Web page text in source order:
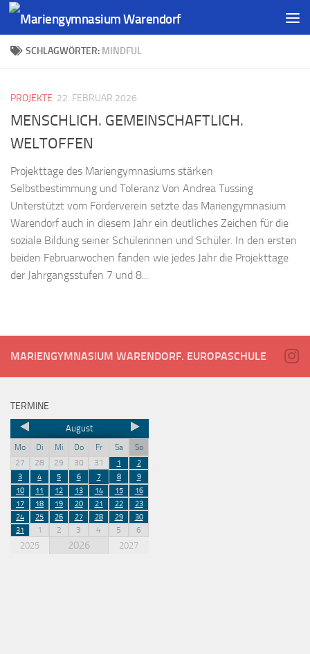
SCHLAGWÖRTER: MINDFUL
PROJEKTE 22. FEBRUAR 2026
MENSCHLICH. GEMEINSCHAFTLICH.
WELTOFFEN
Projekttage des Mariengymnasiums stärken
Selbstbestimmung und Toleranz Von Andrea Tussing
Unterstützt vom Förderverein setzte das Mariengymnasium
Warendorf auch in diesem Jahr ein deutliches Zeichen für die
soziale Bildung seiner Schülerinnen und Schüler. In den ersten
beiden Februarwochen fanden wie jedes Jahr die Projekttage
der Jahrgangsstufen 7 und 8...
MARIENGYMNASIUM WARENDORF. EUROPASCHULE
TERMINE
August
Mo Di Mi Do Fr Sa
So
27
28 29 30 31 1
2
3
4 5 6 7 8
9
10
11 12 13 14 15
16
17
18 19 20 21 22
23
24
25 26 27 28 29
30
31
1 2 3 4 5 6
2025 2026 2027